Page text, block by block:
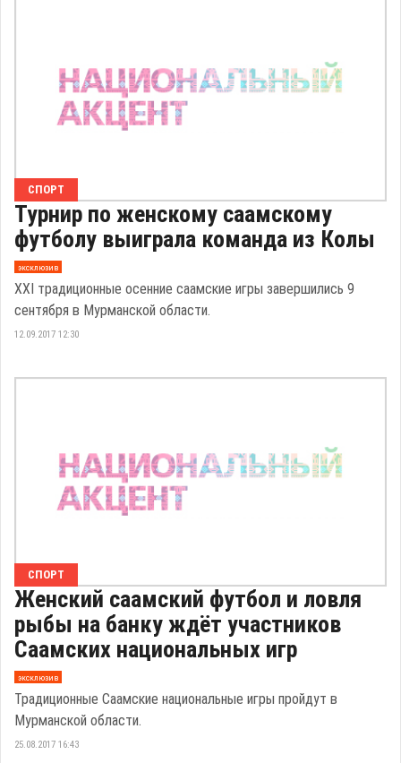
СПОРТ
Турнир по женскому саамскому
футболу выиграла команда из Колы
эксклюзив
XXI традиционные осенние саамские игры завершились 9
сентября в Мурманской области.
12.09.2017 12:30
СПОРТ
Женский саамский футбол и ловля
рыбы на банку ждёт участников
Саамских национальных игр
эксклюзив
Традиционные Саамские национальные игры пройдут в
Мурманской области.
25.08.2017 16:43